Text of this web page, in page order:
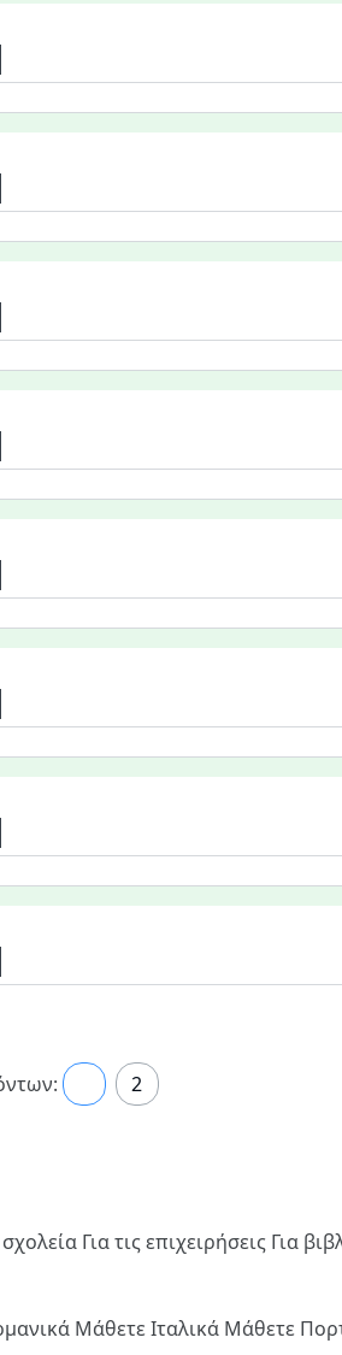
2
σχολεία Για τις επιχειρήσεις Για
Μάθετε Ιταλικά Μάθετε